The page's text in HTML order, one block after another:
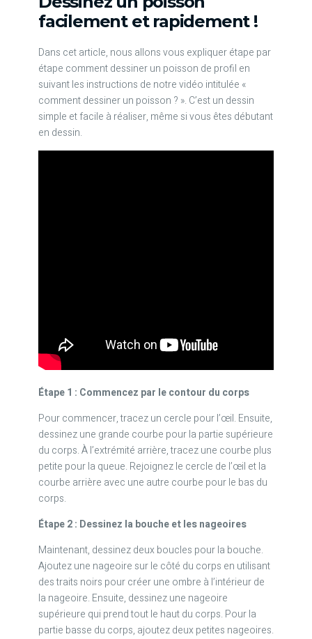
facilement et rapidement !
Dans cet article, nous allons vous expliquer étape par
étape comment dessiner un poisson de profil en
suivant les instructions de notre vidéo intitulée «
comment dessiner un poisson ? ». C’est un dessin
simple et facile à réaliser, même si vous êtes débutant
en dessin.
Étape 1 : Commencez par le contour du corps
Pour commencer, tracez un cercle pour l’œil. Ensuite,
dessinez une grande courbe pour la partie supérieure
du corps. À l’extrémité arrière, tracez une courbe plus
petite pour la queue. Rejoignez le cercle de l’œil et la
courbe arrière avec une autre courbe pour le bas du
corps.
Étape 2 : Dessinez la bouche et les nageoires
Maintenant, dessinez deux boucles pour la bouche.
Ajoutez une nageoire sur le côté du corps en utilisant
des traits noirs pour créer une ombre à l’intérieur de
la nageoire. Ensuite, dessinez une nageoire
supérieure qui prend tout le haut du corps. Pour la
partie basse du corps, ajoutez deux petites nageoires.